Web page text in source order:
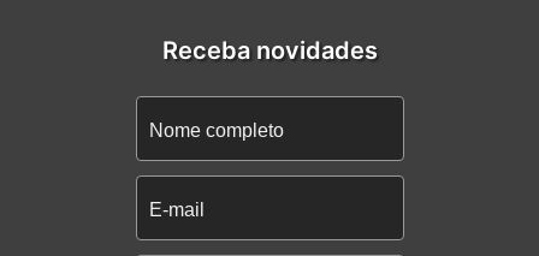
Receba novidades